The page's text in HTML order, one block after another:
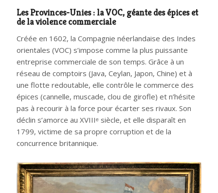
Les Provinces-Unies : la VOC, géante des épices et
de la violence commerciale
Créée en 1602, la Compagnie néerlandaise des Indes
orientales (VOC) s’impose comme la plus puissante
entreprise commerciale de son temps. Grâce à un
réseau de comptoirs (Java, Ceylan, Japon, Chine) et à
une flotte redoutable, elle contrôle le commerce des
épices (cannelle, muscade, clou de girofle) et n’hésite
pas à recourir à la force pour écarter ses rivaux. Son
déclin s’amorce au XVIIIᵉ siècle, et elle disparaît en
1799, victime de sa propre corruption et de la
concurrence britannique.